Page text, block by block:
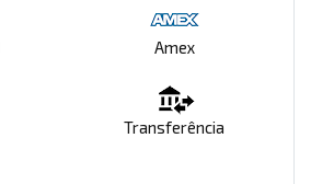
Amex
Transferência